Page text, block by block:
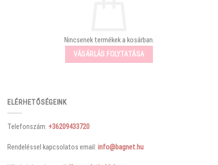
Nincsenek termékek a kosárban.
VÁSÁRLÁS FOLYTATÁSA
ELÉRHETŐSÉGEINK
Telefonszám: +36209433720
Rendeléssel kapcsolatos email: info@bagnet.hu